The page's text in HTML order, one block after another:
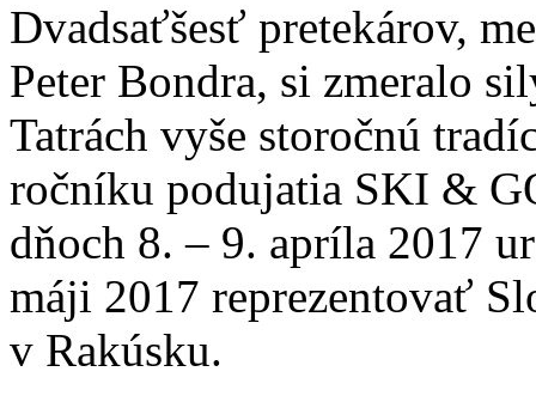
Dvadsaťšesť pretekárov,
Peter Bondra, si zmeralo
Tatrách vyše storočnú
ročníku podujatia SKI &
dňoch 8. – 9. apríla 2017
máji 2017 reprezentovať
v Rakúsku.